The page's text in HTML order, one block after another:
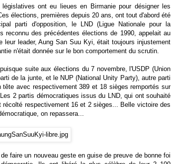
ont eu lieues en Birmanie pour désigner les
élections, premières depuis 20 ans, ont tout d'abord été
parti d'opposition, le LND (Ligue Nationale pour la
reconnu des précédentes élections de 1990, appelait au
leur leader, Aung San Suu Kyi, était toujours injustement
n'était donnée sur le bon comportement du scrutin.
suite aux élections du 7 novembre, l'USDP (Union
de la junte, et le NUP (National Unity Party), autre parti
avec respectivement 389 et 18 sièges remportés sur
2 partis démocratiques issus du LND, qui ont souhaité
respectivement 16 et 2 sièges... Belle victoire des
on repassera...
faire un nouveau geste en guise de preuve de bonne foi